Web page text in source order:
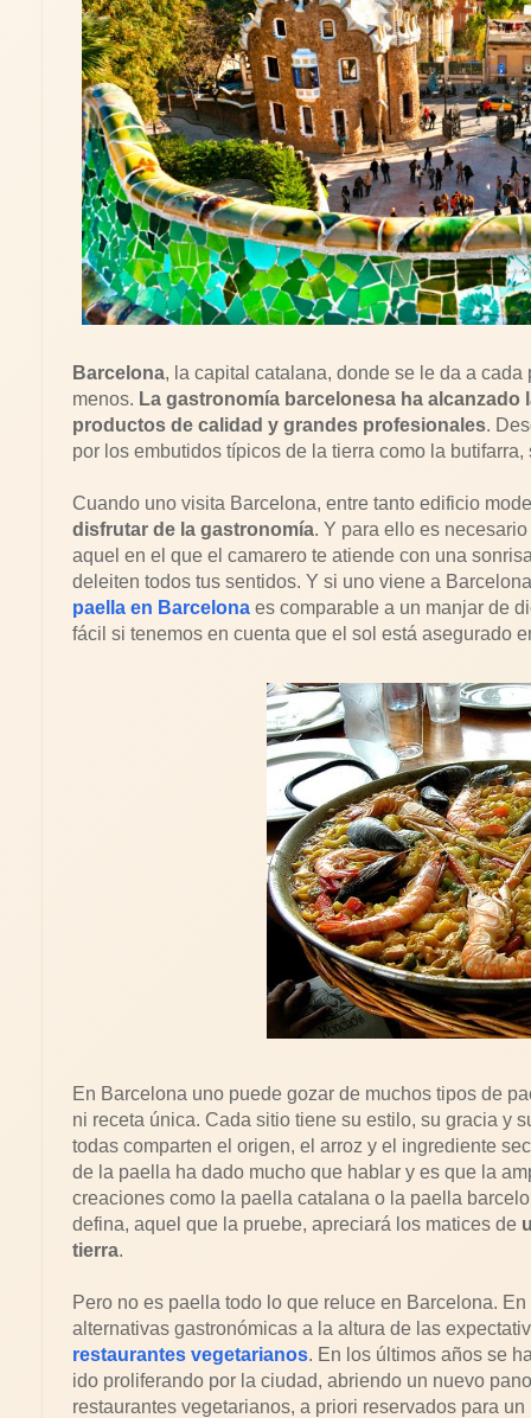
Barcelona, la capital catalana, donde se le da a
menos. La gastronomía barcelonesa ha
productos de calidad y grandes profesionales.
por los embutidos típicos de la tierra como la
Cuando uno visita Barcelona, entre tanto edificio
disfrutar de la gastronomía. Y para ello es
aquel en el que el camarero te atiende con una
deleiten todos tus sentidos. Y si uno viene a
paella en Barcelona es comparable a un manjar de
fácil si tenemos en cuenta que el sol está asegurado
En Barcelona uno puede gozar de muchos tipos de
ni receta única. Cada sitio tiene su estilo, su gracia y
todas comparten el origen, el arroz y el ingrediente
de la paella ha dado mucho que hablar y es que la
creaciones como la paella catalana o la paella
defina, aquel que la pruebe, apreciará los matices de
tierra.
Pero no es paella todo lo que reluce en Barcelona.
alternativas gastronómicas a la altura de las
restaurantes vegetarianos. En los últimos años se
ido proliferando por la ciudad, abriendo un nuevo
restaurantes vegetarianos, a priori reservados para